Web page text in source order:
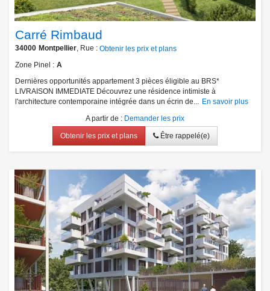
Carré Rimbaud
34000 Montpellier , Rue : Obtenir les prix et plans
Zone Pinel
A
Dernières opportunités appartement 3 pièces éligible au BRS*
LIVRAISON IMMEDIATE Découvrez une résidence intimiste à
l'architecture contemporaine intégrée dans un écrin de...
En savoir plus
A partir de : Demander les prix
Obtenir les prix et plans Être rappelé(e)